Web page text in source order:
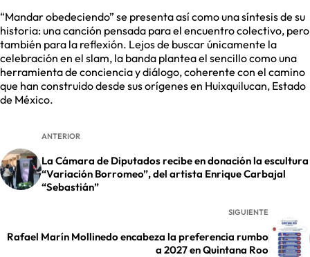
“Mandar obedeciendo” se presenta así como una síntesis de su
historia: una canción pensada para el encuentro colectivo, pero
también para la reflexión. Lejos de buscar únicamente la
celebración en el slam, la banda plantea el sencillo como una
herramienta de conciencia y diálogo, coherente con el camino
que han construido desde sus orígenes en Huixquilucan, Estado
de México.
ANTERIOR
La Cámara de Diputados recibe en donación la escultura
“Variación Borromeo”, del artista Enrique Carbajal
“Sebastián”
SIGUIENTE
Rafael Marín Mollinedo encabeza la preferencia rumbo
a 2027 en Quintana Roo